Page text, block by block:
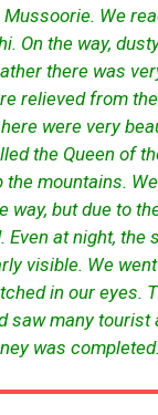
We
On the way,
there was
relieved from
were very
the Queen of
the mountains.
way, but due to
Even at night, the
visible. We
in our eyes.
saw many tourist
was completed.